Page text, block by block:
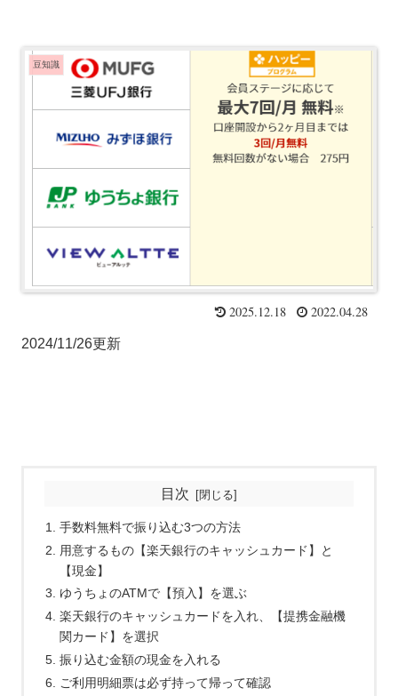
豆知識
2025.12.18 2022.04.28
2024/11/26更新
目次
手数料無料で振り込む3つの方法
用意するもの【楽天銀行のキャッシュカード】と
【現金】
ゆうちょのATMで【預入】を選ぶ
楽天銀行のキャッシュカードを入れ、【提携金融機
関カード】を選択
振り込む金額の現金を入れる
ご利用明細票は必ず持って帰って確認